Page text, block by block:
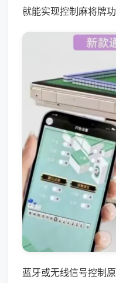
就能实现控制麻将牌
蓝牙或无线信号控制